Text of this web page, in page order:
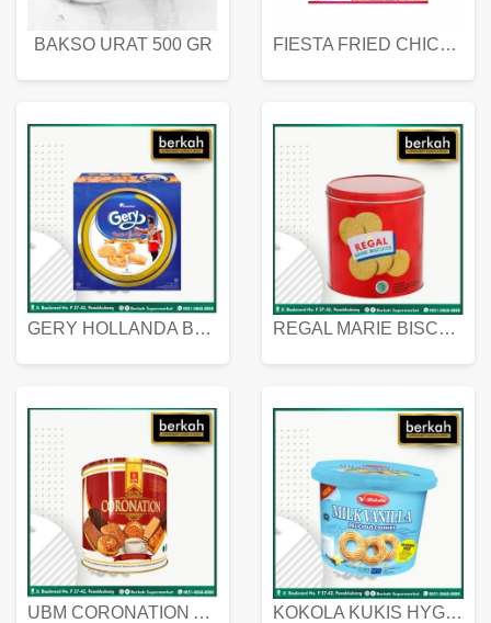
BAKSO URAT 500 GR FIESTA FRIED CHICKEN 500 GR
GERY HOLLANDA BUTTER COOKIES 450 GRAM REGAL MARIE BISCUIT KALENG 550 GRAM
UBM CORONATION ASSORTED BISKUIT KALENG 450 GRAM KOKOLA KUKIS HYGIENIC MILK VANILLA PACK 320 GR